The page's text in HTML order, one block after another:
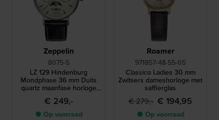
Zeppelin
8075-5
LZ 129 Hindenburg
Mondphase 36 mm Duits
quartz maanfase horloge
met wijzerplaten voor
maand en dag
€ 249,-
● Op voorraad
Roamer
971857-48-55-05
Classico Ladies 30 mm
Zwitsers dameshorloge met
saffierglas
€ 279,- € 194,95
● Op voorraad